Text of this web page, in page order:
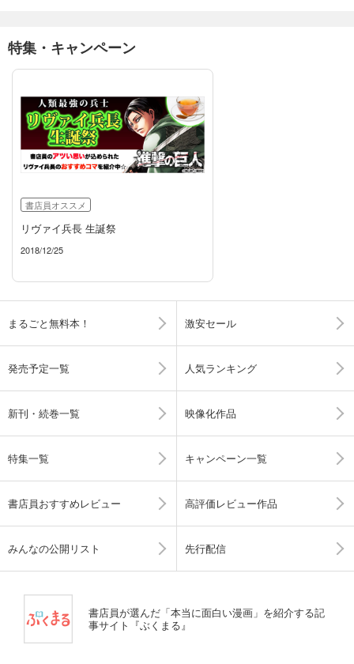
特集・キャンペーン
書店員オススメ
リヴァイ兵長 生誕祭
2018/12/25
まるごと無料本！ 激安セール
発売予定一覧 人気ランキング
新刊・続巻一覧 映像化作品
特集一覧 キャンペーン一覧
書店員おすすめレビュー 高評価レビュー作品
みんなの公開リスト 先行配信
書店員が選んだ「本当に面白い漫画」を紹介する記
事サイト『ぶくまる』